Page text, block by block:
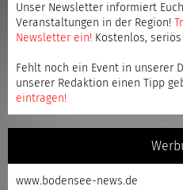
Unser Newsletter informiert
Veranstaltungen in der Region!
Newsletter ein! Kostenlos,
Fehlt noch ein Event in unserer
unserer Redaktion einen Tipp
eintragen!
www.bodensee-news.de